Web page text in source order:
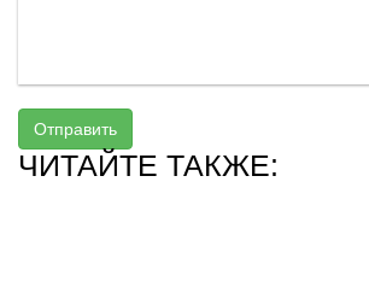
Отправить
ЧИТАЙТЕ ТАКЖЕ: